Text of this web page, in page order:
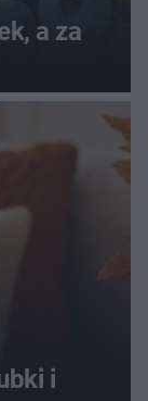
a za
i